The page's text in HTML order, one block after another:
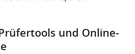
und Online-